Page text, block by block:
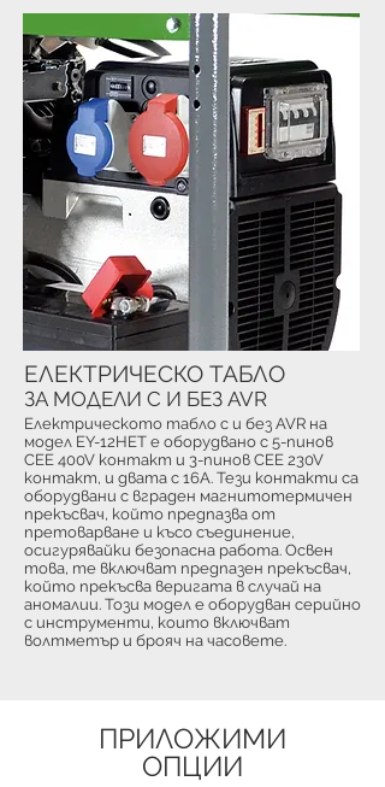
Електрическото табло с и без AVR на
модел EY-12HET е оборудвано с 5-пинов
CEE 400V контакт и 3-пинов CEE 230V
контакт, и двата с 16A. Тези контакти са
оборудвани с вграден магнитотермичен
прекъсвач, който предпазва от
претоварване и късо съединение,
осигурявайки безопасна работа. Освен
това, те включват предпазен прекъсвач,
който прекъсва веригата в случай на
аномалии. Този модел е оборудван серийно
с инструменти, които включват
волтметър и брояч на часовете.
ЕЛЕКТРИЧЕСКО ТАБЛО
ЗА МОДЕЛИ С И БЕЗ AVR
ПРИЛОЖИМИ
ОПЦИИ